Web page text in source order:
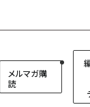
メルマガ購
読